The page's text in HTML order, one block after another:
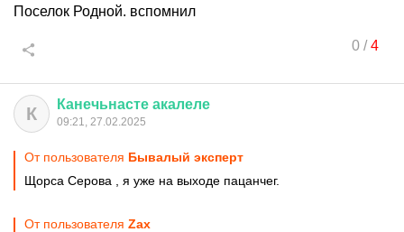
Поселок Родной. вспомнил
0/4
К Канечьнасте акалеле
09:21, 27.02.2025
От пользователя Бывалый эксперт
Щорса Серова , я уже на выходе пацанчег.
От пользователя Zax